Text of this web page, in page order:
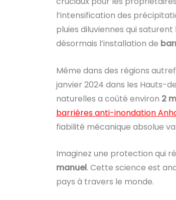
l’intensification des
pluies diluviennes qui
désormais l’installation de
Même dans des régions
janvier 2024 dans les Hauts-
naturelles a coûté environ 2
barrières anti-inondation
fiabilité mécanique absolue
Imaginez une protection qui
manuel. Cette science est
pays à travers le monde.